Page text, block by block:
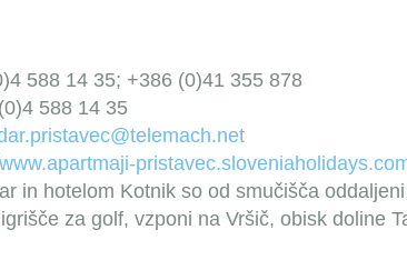
588 14 35; +386 (0)41 355 878
588 14 35
in hotelom Kotnik so od smučišča
za golf, vzponi na Vršič, obisk doline